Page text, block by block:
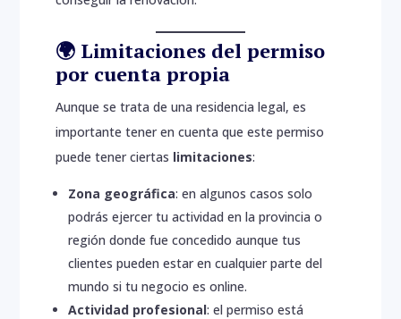
🌍 Limitaciones del permiso
por cuenta propia
Aunque se trata de una residencia legal, es
importante tener en cuenta que este permiso
puede tener ciertas limitaciones:
Zona geográfica: en algunos casos solo
podrás ejercer tu actividad en la provincia o
región donde fue concedido aunque tus
clientes pueden estar en cualquier parte del
mundo si tu negocio es online.
Actividad profesional: el permiso está